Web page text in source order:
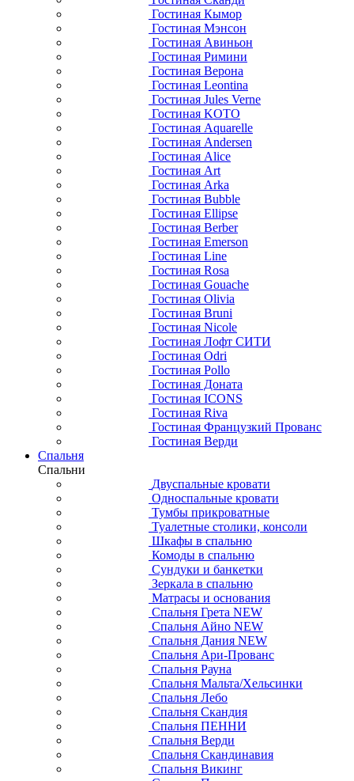
Гостиная Кымор
Гостиная Мэнсон
Гостиная Авиньон
Гостиная Римини
Гостиная Верона
Гостиная Leontina
Гостиная Jules Verne
Гостиная KOTO
Гостиная Aquarelle
Гостиная Andersen
Гостиная Alice
Гостиная Art
Гостиная Arka
Гостиная Bubble
Гостиная Ellipse
Гостиная Berber
Гостиная Emerson
Гостиная Line
Гостиная Rosa
Гостиная Gouache
Гостиная Olivia
Гостиная Bruni
Гостиная Nicole
Гостиная Лофт СИТИ
Гостиная Odri
Гостиная Pollo
Гостиная Доната
Гостиная ICONS
Гостиная Riva
Гостиная Французкий Прованс
Гостиная Верди
Спальня
Спальни
Двуспальные кровати
Односпальные кровати
Тумбы прикроватные
Туалетные столики, консоли
Шкафы в спальню
Комоды в спальню
Сундуки и банкетки
Зеркала в спальню
Матрасы и основания
Спальня Грета NEW
Спальня Айно NEW
Спальня Дания NEW
Спальня Ари-Прованс
Спальня Рауна
Спальня Мальта/Хельсинки
Спальня Лебо
Спальня Скандия
Спальня ПЕННИ
Спальня Верди
Спальня Скандинавия
Спальня Викинг